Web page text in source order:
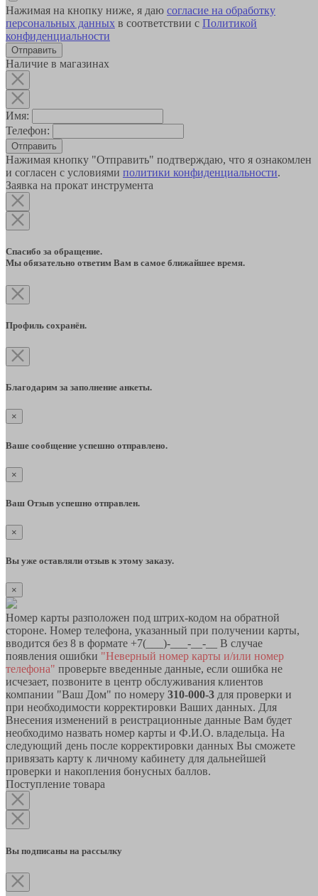
Нажимая на кнопку ниже, я даю согласие на обработку
персональных данных в соответствии с Политикой
конфиденциальности
Наличие в магазинах
Имя:
Телефон:
Отправить
Нажимая кнопку "Отправить" подтверждаю, что я ознакомлен
и согласен с условиями политики конфиденциальности.
Заявка на прокат инструмента
Спасибо за обращение.
Мы обязательно ответим Вам в самое ближайшее время.
Профиль сохранён.
Благодарим за заполнение анкеты.
×
Ваше сообщение успешно отправлено.
×
Ваш Отзыв успешно отправлен.
×
Вы уже оставляли отзыв к этому заказу.
×
Номер карты разположен под штрих-кодом на обратной
стороне. Номер телефона, указанный при получении карты,
вводится без 8 в формате +7(___)-___-__-__ В случае
появления ошибки "Неверный номер карты и/или номер
телефона" проверьте введенные данные, если ошибка не
исчезает, позвоните в центр обслуживания клиентов
компании "Ваш Дом" по номеру 310-000-3 для проверки и
при необходимости корректировки Ваших данных. Для
Внесения изменений в реистрационные данные Вам будет
необходимо назвать номер карты и Ф.И.О. владельца. На
следующий день после корректировки данных Вы сможете
привязать карту к личному кабинету для дальнейшей
проверки и накопления бонусных баллов.
Поступление товара
Вы подписаны на рассылку